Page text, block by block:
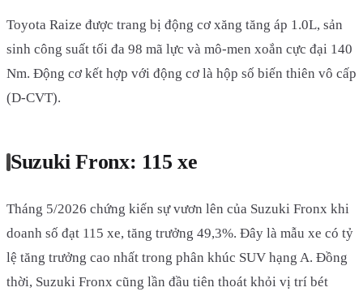
Toyota Raize được trang bị động cơ xăng tăng áp 1.0L, sản
sinh công suất tối đa 98 mã lực và mô-men xoắn cực đại 140
Nm. Động cơ kết hợp với động cơ là hộp số biến thiên vô cấp
(D-CVT).
Suzuki Fronx: 115 xe
Tháng 5/2026 chứng kiến sự vươn lên của Suzuki Fronx khi
doanh số đạt 115 xe, tăng trưởng 49,3%. Đây là mẫu xe có tỷ
lệ tăng trưởng cao nhất trong phân khúc SUV hạng A. Đồng
thời, Suzuki Fronx cũng lần đầu tiên thoát khỏi vị trí bét